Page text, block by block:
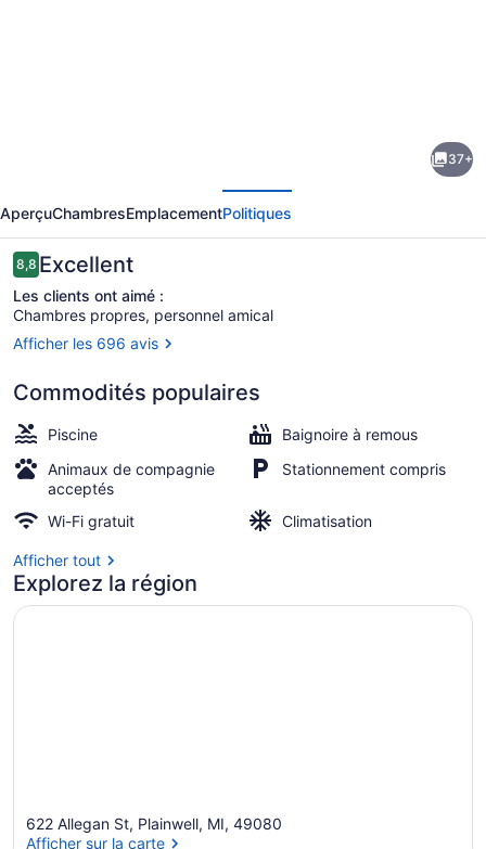
Comfort
Inn
Plainwell
37+
AperçuChambresEmplacementPolitiques
Avis
8,88,8 sur 10 –
Excellent
Les clients ont aimé :
Chambres propres, personnel amical
Afficher les 696 avis
Commodités populaires
Piscine
Baignoire à remous
Animaux de compagnie
acceptés
Stationnement compris
Wi-Fi gratuit Climatisation
Afficher tout
Explorez la région
622 Allegan St, Plainwell, MI, 49080
Afficher sur la carte